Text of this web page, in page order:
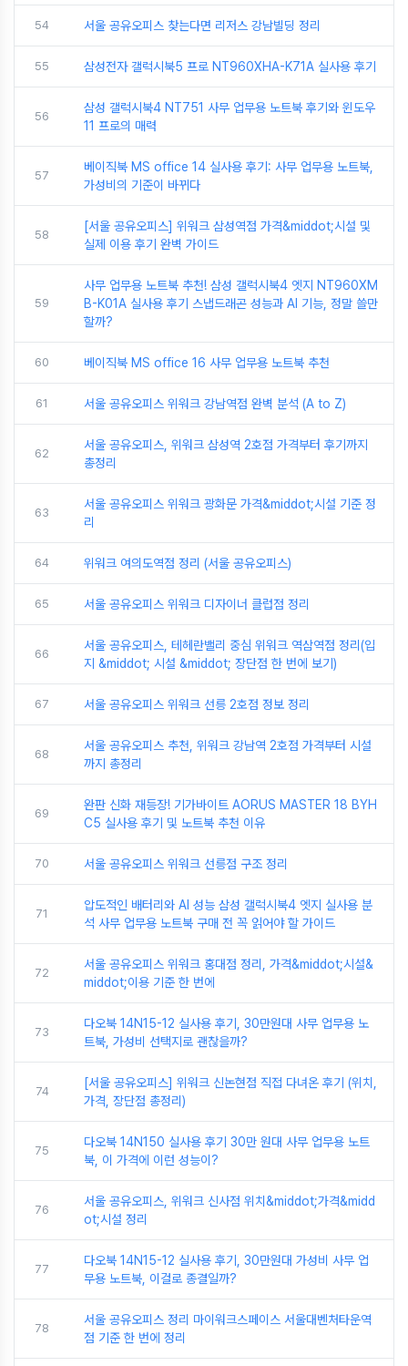
54 서울 공유오피스 찾는다면 리저스 강남빌딩 정리
55 삼성전자 갤럭시북5 프로 NT960XHA-K71A 실사용 후기
56
삼성 갤럭시북4 NT751 사무 업무용 노트북 후기와 윈도우
11 프로의 매력
57
베이직북 MS office 14 실사용 후기: 사무 업무용 노트북,
가성비의 기준이 바뀌다
58
[서울 공유오피스] 위워크 삼성역점 가격&middot;시설 및
실제 이용 후기 완벽 가이드
59
사무 업무용 노트북 추천! 삼성 갤럭시북4 엣지 NT960XM
B-K01A 실사용 후기 스냅드래곤 성능과 AI 기능, 정말 쓸만
할까?
60 베이직북 MS office 16 사무 업무용 노트북 추천
61 서울 공유오피스 위워크 강남역점 완벽 분석 (A to Z)
62
서울 공유오피스, 위워크 삼성역 2호점 가격부터 후기까지
총정리
63
서울 공유오피스 위워크 광화문 가격&middot;시설 기준 정
리
64 위워크 여의도역점 정리 (서울 공유오피스)
65 서울 공유오피스 위워크 디자이너 클럽점 정리
66
서울 공유오피스, 테헤란밸리 중심 위워크 역삼역점 정리(입
지 &middot; 시설 &middot; 장단점 한 번에 보기)
67 서울 공유오피스 위워크 선릉 2호점 정보 정리
68
서울 공유오피스 추천, 위워크 강남역 2호점 가격부터 시설
까지 총정리
69
완판 신화 재등장! 기가바이트 AORUS MASTER 18 BYH
C5 실사용 후기 및 노트북 추천 이유
70 서울 공유오피스 위워크 선릉점 구조 정리
71
압도적인 배터리와 AI 성능 삼성 갤럭시북4 엣지 실사용 분
석 사무 업무용 노트북 구매 전 꼭 읽어야 할 가이드
72
서울 공유오피스 위워크 홍대점 정리, 가격&middot;시설&
middot;이용 기준 한 번에
73
다오북 14N15-12 실사용 후기, 30만원대 사무 업무용 노
트북, 가성비 선택지로 괜찮을까?
74
[서울 공유오피스] 위워크 신논현점 직접 다녀온 후기 (위치,
가격, 장단점 총정리)
75
다오북 14N150 실사용 후기 30만 원대 사무 업무용 노트
북, 이 가격에 이런 성능이?
76
서울 공유오피스, 위워크 신사점 위치&middot;가격&midd
ot;시설 정리
77
다오북 14N15-12 실사용 후기, 30만원대 가성비 사무 업
무용 노트북, 이걸로 종결일까?
78
서울 공유오피스 정리 마이워크스페이스 서울대벤처타운역
점 기준 한 번에 정리